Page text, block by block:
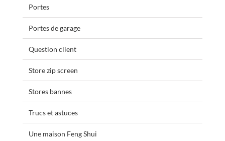
Portes
Portes de garage
Question client
Store zip screen
Stores bannes
Trucs et astuces
Une maison Feng Shui